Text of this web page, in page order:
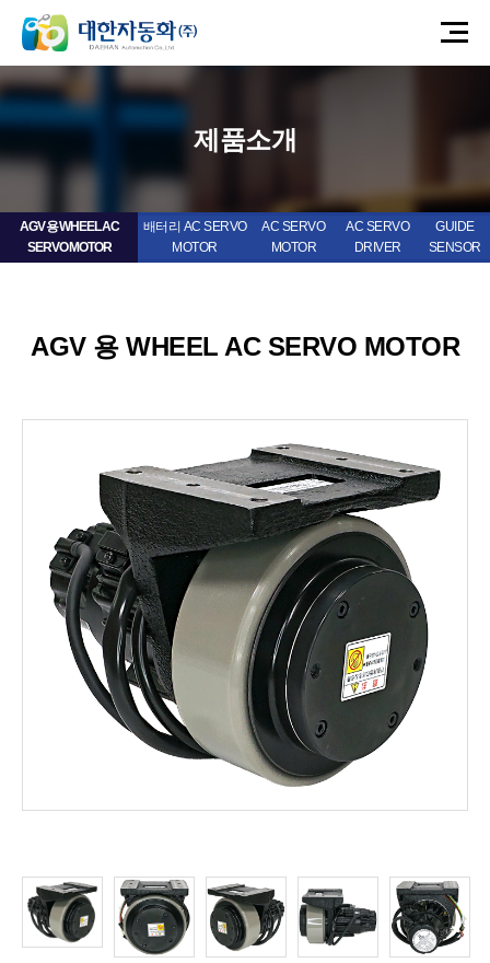
제품소개
AGV 용 WHEEL AC
SERVO MOTOR
배터리 AC SERVO
MOTOR
AC SERVO
MOTOR
AC SERVO
DRIVER
GUIDE
SENSOR
AGV 용 WHEEL AC SERVO MOTOR